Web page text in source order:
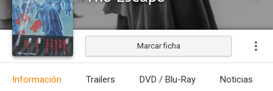
Estrenada
Marcar ficha
Información Trailers DVD / Blu-Ray Noticias